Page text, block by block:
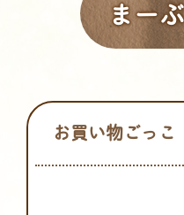
まー
お買い物ごっこ